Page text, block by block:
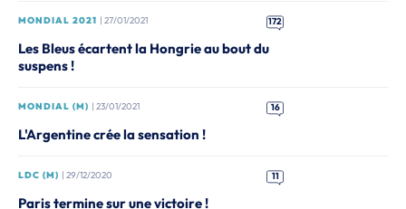
MONDIAL 2021 | 27/01/2021 172
Les Bleus écartent la Hongrie au bout du
suspens !
MONDIAL (M) | 23/01/2021 16
L'Argentine crée la sensation !
LDC (M) | 29/12/2020 11
Paris termine sur une victoire !